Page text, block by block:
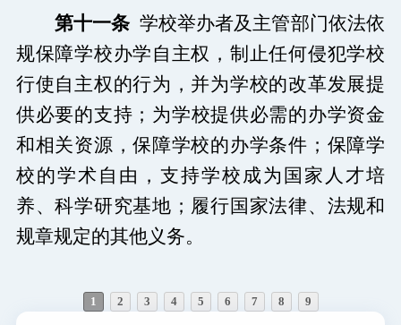
第十一条 学校举办者及主管部门依法依
规保障学校办学自主权，制止任何侵犯学校
行使自主权的行为，并为学校的改革发展提
供必要的支持；为学校提供必需的办学资金
和相关资源，保障学校的办学条件；保障学
校的学术自由，支持学校成为国家人才培
养、科学研究基地；履行国家法律、法规和
规章规定的其他义务。
1 2 3 4 5 6 7 8 9